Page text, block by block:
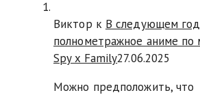
Виктор к В следующем
полнометражное аниме по
Spy x Family27.06.2025
Можно предположить, что